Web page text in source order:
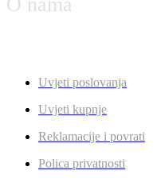
Uvjeti poslovanja
Uvjeti kupnje
Reklamacije i povrati
Polica privatnosti